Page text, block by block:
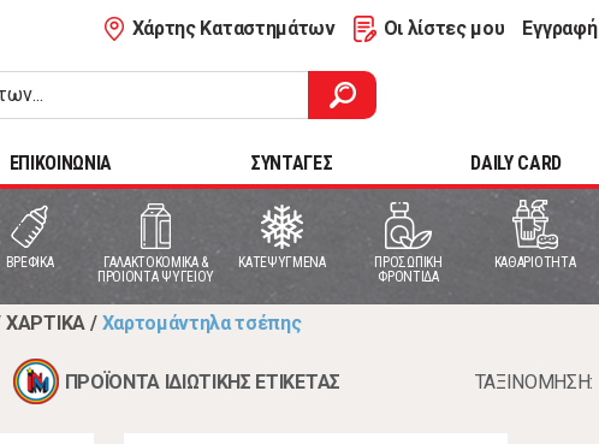
Χάρτης Καταστημάτων Οι λίστες μου Εγγραφή
ΕΠΙΚΟΙΝΩΝΙΑ ΣΥΝΤΑΓΕΣ DAILY CARD
ΒΡΕΦΙΚΑ
ΓΑΛΑΚΤΟΚΟΜΙΚΑ &
ΠΡΟΙΟΝΤΑ ΨΥΓΕΙΟΥ
ΚΑΤΕΨΥΓΜΕΝΑ
ΠΡΟΣΩΠΙΚΗ
ΦΡΟΝΤΙΔΑ
ΚΑΘΑΡΙΟΤΗΤΑ
ΧΑΡΤΙΚΑ / Χαρτομάντηλα τσέπης
ΠΡΟΪΟΝΤΑ ΙΔΙΩΤΙΚΗΣ ΕΤΙΚΕΤΑΣ ΤΑΞΙΝOΜΗΣΗ: